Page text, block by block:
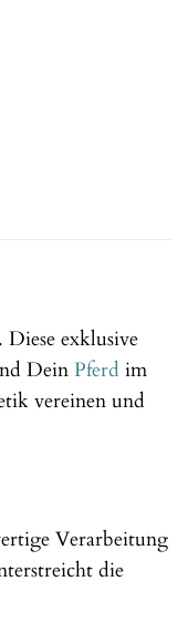
Diese exklusive
Dein Pferd im
vereinen und
Verarbeitung
die